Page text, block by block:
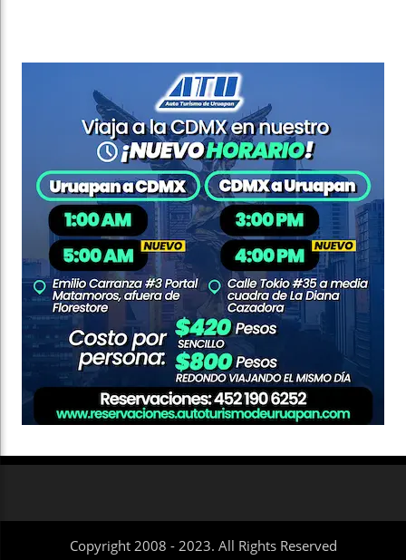
Copyright 2008 - 2023. All Rights Reserved